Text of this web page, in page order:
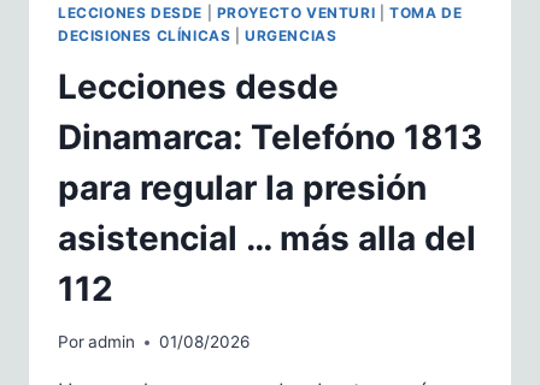
LECCIONES DESDE
PROYECTO VENTURI |TOMA DE
DECISIONES CLÍNICAS |URGENCIAS
Lecciones desde
Dinamarca: Telefóno 1813
para regular la presión
asistencial … más alla del
112
Poradmin 01/08/2026